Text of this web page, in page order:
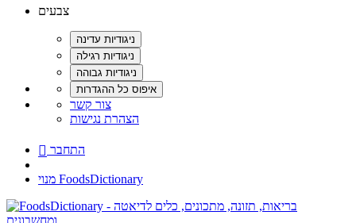
צבעים
צור קשר
הצהרת נגישות
 התחבר
מנוי FoodsDictionary